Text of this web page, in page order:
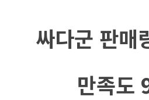
싸다군 판매
만족도